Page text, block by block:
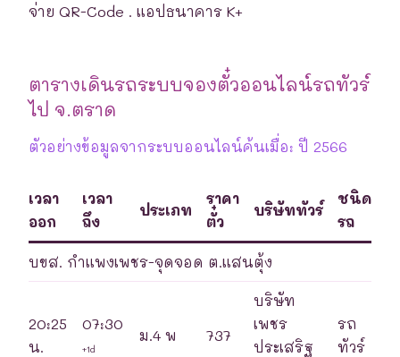
จ่าย QR-Code . แอปธนาคาร K+
ตารางเดินรถระบบจองตั๋วออนไลน์รถทัวร์
ไป จ.ตราด
ตัวอย่างข้อมูลจากระบบออนไลน์ค้นเมื่อ: ปี 2566
เวลา
ออก
เวลา
ถึง
ประเภท
ราคา
ตั๋ว
บริษัททัวร์
ชนิด
รถ
บขส. กำแพงเพชร-จุดจอด ต.แสนตุ้ง
20:25
น.
07:30
+1d
ม.4 พ 737
บริษัท
เพชร
ประเสริฐ
รถ
ทัวร์